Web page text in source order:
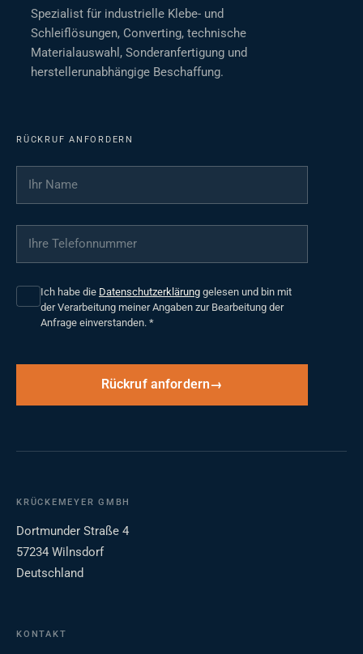
Spezialist für industrielle Klebe- und
Schleiflösungen, Converting, technische
Materialauswahl, Sonderanfertigung und
herstellerunabhängige Beschaffung.
RÜCKRUF ANFORDERN
Ihr Name
Ihre Telefonnummer
Ich habe die Datenschutzerklärung gelesen und bin mit
der Verarbeitung meiner Angaben zur Bearbeitung der
Anfrage einverstanden. *
Rückruf anfordern
KRÜCKEMEYER GMBH
Dortmunder Straße 4
57234 Wilnsdorf
Deutschland
KONTAKT